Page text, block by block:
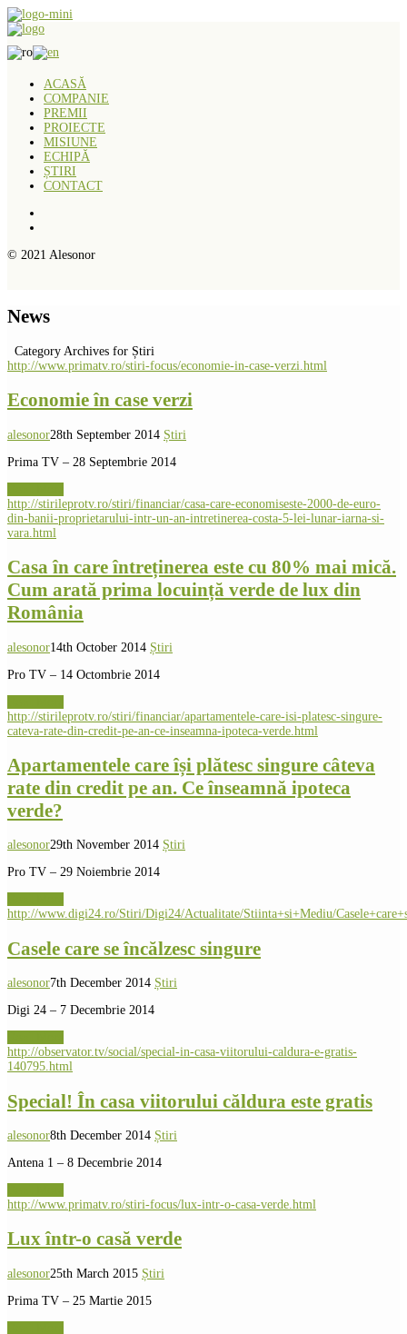
ACASĂ
COMPANIE
PREMII
PROIECTE
MISIUNE
ECHIPĂ
ȘTIRI
CONTACT
© 2021 Alesonor
News
Category Archives for Știri
http://www.primatv.ro/stiri-focus/economie-in-case-verzi.html
Economie în case verzi
alesonor28th September 2014 Știri
Prima TV – 28 Septembrie 2014
http://stirileprotv.ro/stiri/financiar/casa-care-economiseste-2000-de-euro-
din-banii-proprietarului-intr-un-an-intretinerea-costa-5-lei-lunar-iarna-si-
vara.html
Casa în care întreținerea este cu 80% mai mică.
Cum arată prima locuință verde de lux din
România
alesonor14th October 2014 Știri
Pro TV – 14 Octombrie 2014
http://stirileprotv.ro/stiri/financiar/apartamentele-care-isi-platesc-singure-
cateva-rate-din-credit-pe-an-ce-inseamna-ipoteca-verde.html
Apartamentele care își plătesc singure câteva
rate din credit pe an. Ce înseamnă ipoteca
verde?
alesonor29th November 2014 Știri
Pro TV – 29 Noiembrie 2014
http://www.digi24.ro/Stiri/Digi24/Actualitate/Stiinta+si+Mediu/
Casele care se încălzesc singure
alesonor7th December 2014 Știri
Digi 24 – 7 Decembrie 2014
http://observator.tv/social/special-in-casa-viitorului-caldura-e-gratis-
140795.html
Special! În casa viitorului căldura este gratis
alesonor8th December 2014 Știri
Antena 1 – 8 Decembrie 2014
http://www.primatv.ro/stiri-focus/lux-intr-o-casa-verde.html
Lux într-o casă verde
alesonor25th March 2015 Știri
Prima TV – 25 Martie 2015